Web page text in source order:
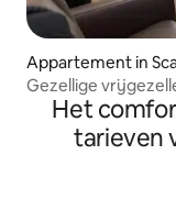
Appartement in
Gezellige
Rouge
Het
tarieven